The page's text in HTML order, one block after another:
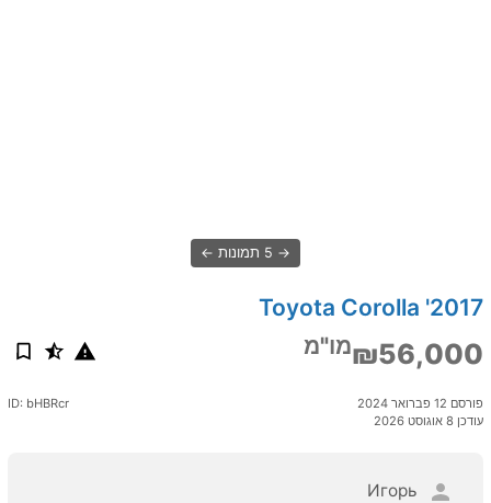
5 תמונות
2017' Toyota Corolla
₪56,000מו"מ
פורסם 12 פברואר 2024
עודכן 8 אוגוסט 2026
ID: bHBRcr
Игорь